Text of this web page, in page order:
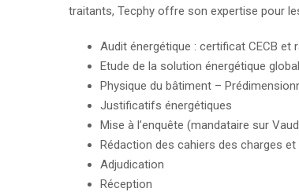
traitants, Tecphy offre son expertise pour
Audit énergétique : certificat CECB et
Etude de la solution énergétique
Physique du bâtiment –
Justificatifs énergétiques
Mise à l’enquête (mandataire sur
Rédaction des cahiers des charges et
Adjudication
Réception